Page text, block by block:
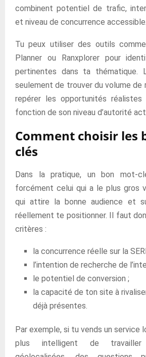
combinent potentiel de trafic,
et niveau de concurrence accessible.
Tu peux utiliser des outils
Planner ou Ranxplorer pour
pertinentes dans ta thématique.
seulement de trouver du volume de
repérer les opportunités
fonction de son niveau d’autorité
Comment choisir les
clés
Dans la pratique, un bon mot-
forcément celui qui a le plus gros
qui attire la bonne audience et
réellement te positionner. Il faut
critères :
la concurrence réelle sur la
l’intention de recherche de
le potentiel de conversion ;
la capacité de ton site à
déjà présentes.
Par exemple, si tu vends un service
plus intelligent de